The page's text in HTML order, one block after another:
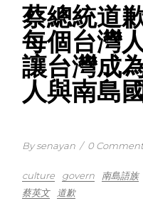
蔡總統道
每個台灣
讓台灣成
人與南島
By senayan / 0
culture govern 南島語族
蔡英文
道歉